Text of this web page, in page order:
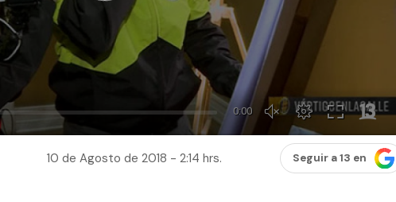
10 de Agosto de 2018 - 2:14 hrs. Seguir a 13 en